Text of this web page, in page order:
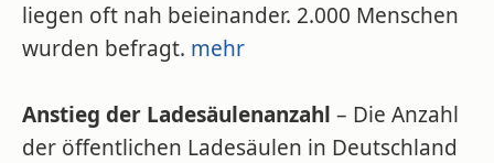
liegen oft nah beieinander. 2.000 Menschen
wurden befragt. mehr
Anstieg der Ladesäulenanzahl – Die Anzahl
der öffentlichen Ladesäulen in Deutschland